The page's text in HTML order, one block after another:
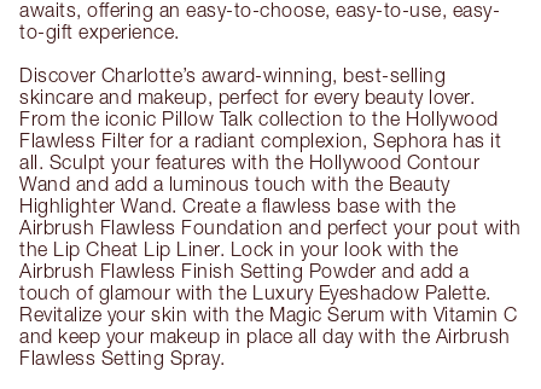
awaits, offering an easy-to-choose, easy-to-use, easy-
to-gift experience.
Discover Charlotte’s award-winning, best-selling
skincare and makeup, perfect for every beauty lover.
From the iconic Pillow Talk collection to the Hollywood
Flawless Filter for a radiant complexion, Sephora has it
all. Sculpt your features with the Hollywood Contour
Wand and add a luminous touch with the Beauty
Highlighter Wand. Create a flawless base with the
Airbrush Flawless Foundation and perfect your pout with
the Lip Cheat Lip Liner. Lock in your look with the
Airbrush Flawless Finish Setting Powder and add a
touch of glamour with the Luxury Eyeshadow Palette.
Revitalize your skin with the Magic Serum with Vitamin C
and keep your makeup in place all day with the Airbrush
Flawless Setting Spray.